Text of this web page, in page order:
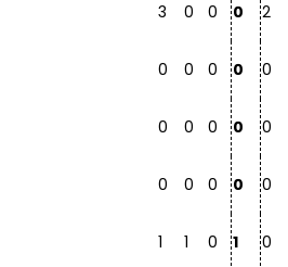
3 0 0 0 2
0 0 0 0 0
0 0 0 0 0
0 0 0 0 0
1 1 0 1 0